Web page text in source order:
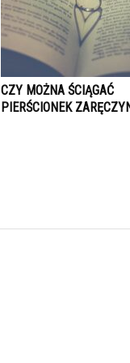
CZY MOŻNA ŚCIĄGAĆ
PIERŚCIONEK